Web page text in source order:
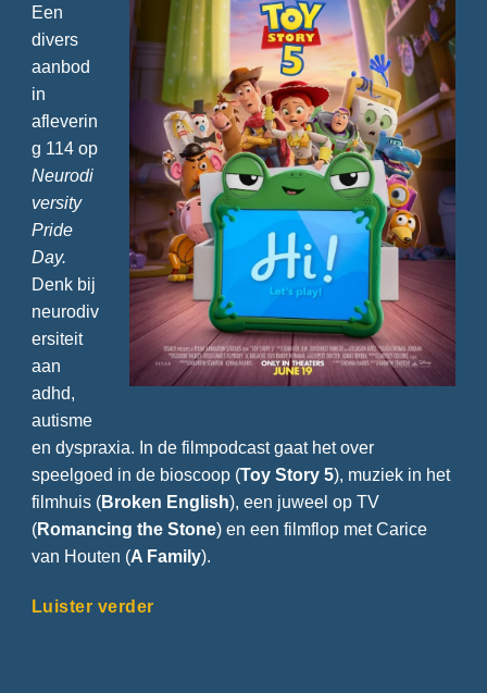
Een
divers
aanbod
in
afleverin
g 114 op
Neurodi
versity
Pride
Day.
Denk bij
neurodiv
ersiteit
aan
adhd,
autisme
en dyspraxia. In de filmpodcast gaat het over
speelgoed in de bioscoop (Toy Story 5), muziek in het
filmhuis (Broken English), een juweel op TV
(Romancing the Stone) en een filmflop met Carice
van Houten (A Family).
Luister verder